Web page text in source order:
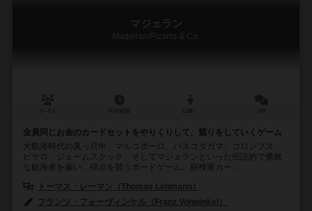
マジェラン
Magellan/Pizarro & Co.
全員同じお金のカードセットをやりくりして、競りをしていくゲーム
大航海時代の真っ只中、マルコポーロ、バスコダガマ、コロンブス、
ピサロ、ジェームスクック、そしてマジェランといった伝説的で勇敢
な航海者を雇い、得点を競うボードゲーム。探検家カー...
トーマス・レーマン（Thomas Lehmann）
フランツ・フォーヴィンケル（Franz Vohwinkel）